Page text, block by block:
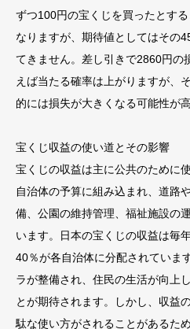
ずつ100円の宝くじを買ったとす
なりますが、期待値としてはその
てきません。差し引きで2860円の
えば当たる確率は上がりますが、
的には損失が大きくなる可能性が高
宝くじ収益の使い道とその影響
宝くじの収益は主に公共のために
自治体の予算に組み込まれ、道路
備、公園の維持管理、福祉施設の
います。日本の宝くじの収益は毎
40％が各自治体に分配されていま
ラが整備され、住民の生活が向上
とが期待されます。しかし、収益
駄な使い方がされることがあるた